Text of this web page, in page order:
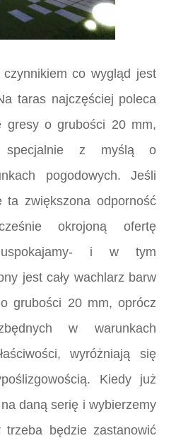
co wygląd jest
taras najczęściej poleca
gresy o grubości 20 mm,
specjalnie z myślą o
pogodowych. Jeśli
ta zwiększona odporność
okrojoną ofertę
uspokajamy- i w tym
jest cały wachlarz barw
grubości 20 mm, oprócz
w warunkach
wyróżniają się
Kiedy już
daną serię i wybierzemy
trzeba będzie zastanowić